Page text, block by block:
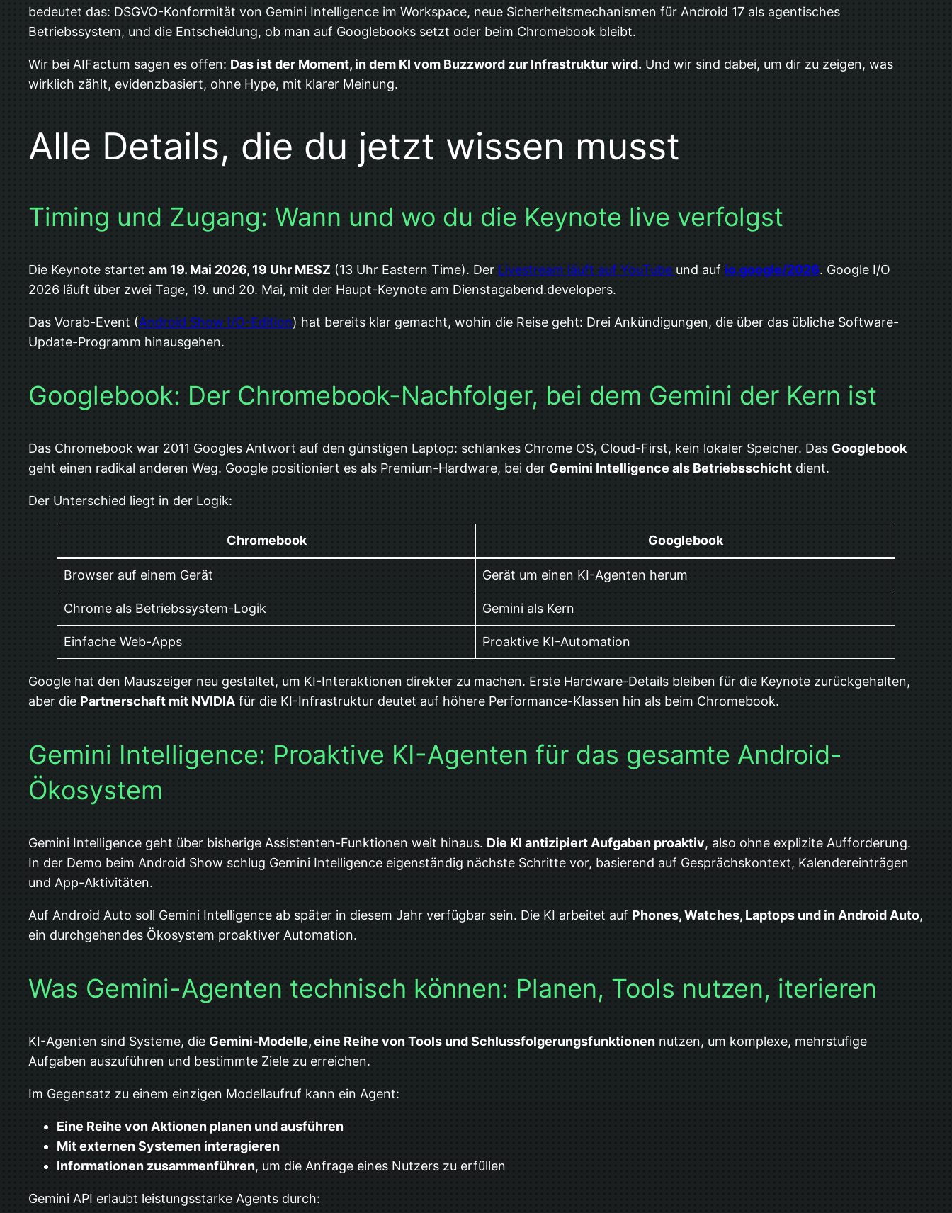
bedeutet das: DSGVO-Konformität von Gemini Intelligence im Workspace, neue Sicherheitsmechanismen für Android 17 als agentisches
Betriebssystem, und die Entscheidung, ob man auf Googlebooks setzt oder beim Chromebook bleibt.
Wir bei AIFactum sagen es offen: Das ist der Moment, in dem KI vom Buzzword zur Infrastruktur wird. Und wir sind dabei, um dir zu zeigen, was
wirklich zählt, evidenzbasiert, ohne Hype, mit klarer Meinung.
Alle Details, die du jetzt wissen musst
Timing und Zugang: Wann und wo du die Keynote live verfolgst
Die Keynote startet am 19. Mai 2026, 19 Uhr MESZ (13 Uhr Eastern Time). Der Livestream läuft auf YouTube und auf io.google/2026. Google I/O
2026 läuft über zwei Tage, 19. und 20. Mai, mit der Haupt-Keynote am Dienstagabend.developers.
Das Vorab-Event (Android Show I/O-Edition) hat bereits klar gemacht, wohin die Reise geht: Drei Ankündigungen, die über das übliche Software-
Update-Programm hinausgehen.
Googlebook: Der Chromebook-Nachfolger, bei dem Gemini der Kern ist
Das Chromebook war 2011 Googles Antwort auf den günstigen Laptop: schlankes Chrome OS, Cloud-First, kein lokaler Speicher. Das Googlebook
geht einen radikal anderen Weg. Google positioniert es als Premium-Hardware, bei der Gemini Intelligence als Betriebsschicht dient.
Der Unterschied liegt in der Logik:
Chromebook Googlebook
Browser auf einem Gerät Gerät um einen KI-Agenten herum
Chrome als Betriebssystem-Logik Gemini als Kern
Einfache Web-Apps Proaktive KI-Automation
Google hat den Mauszeiger neu gestaltet, um KI-Interaktionen direkter zu machen. Erste Hardware-Details bleiben für die Keynote zurückgehalten,
aber die Partnerschaft mit NVIDIA für die KI-Infrastruktur deutet auf höhere Performance-Klassen hin als beim Chromebook.
Gemini Intelligence: Proaktive KI-Agenten für das gesamte Android-
Ökosystem
Gemini Intelligence geht über bisherige Assistenten-Funktionen weit hinaus. Die KI antizipiert Aufgaben proaktiv, also ohne explizite Aufforderung.
In der Demo beim Android Show schlug Gemini Intelligence eigenständig nächste Schritte vor, basierend auf Gesprächskontext, Kalendereinträgen
und App-Aktivitäten.
Auf Android Auto soll Gemini Intelligence ab später in diesem Jahr verfügbar sein. Die KI arbeitet auf Phones, Watches, Laptops und in Android Auto,
ein durchgehendes Ökosystem proaktiver Automation.
Was Gemini-Agenten technisch können: Planen, Tools nutzen, iterieren
KI-Agenten sind Systeme, die Gemini-Modelle, eine Reihe von Tools und Schlussfolgerungsfunktionen nutzen, um komplexe, mehrstufige
Aufgaben auszuführen und bestimmte Ziele zu erreichen.
Im Gegensatz zu einem einzigen Modellaufruf kann ein Agent:
Eine Reihe von Aktionen planen und ausführen
Mit externen Systemen interagieren
Informationen zusammenführen, um die Anfrage eines Nutzers zu erfüllen
Gemini API erlaubt leistungsstarke Agents durch: